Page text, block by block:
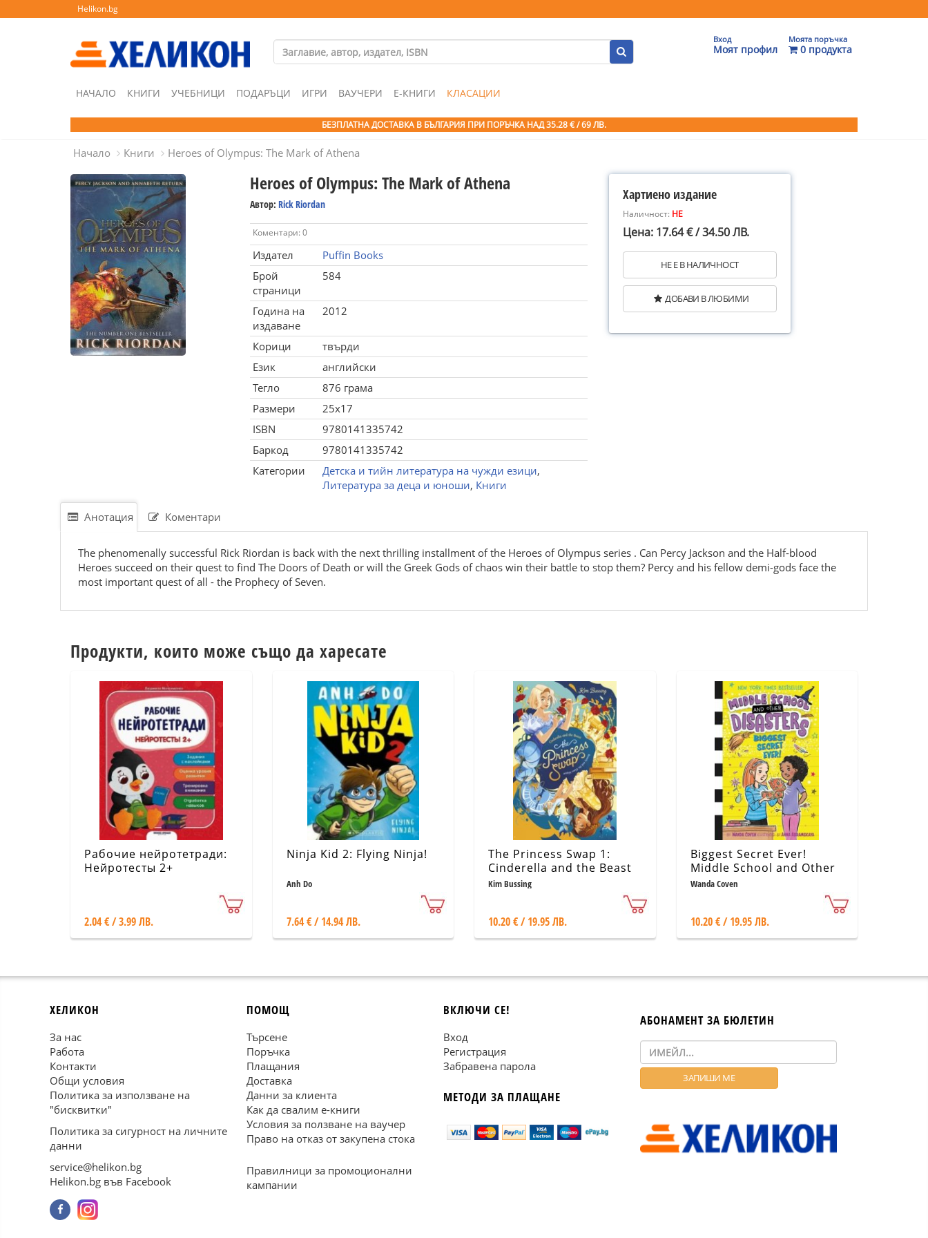
Helikon.bg
Вход
Моят профил
Моята поръчка
0 продукта
НАЧАЛО КНИГИ УЧЕБНИЦИ ПОДАРЪЦИ ИГРИ ВАУЧЕРИ Е-КНИГИ КЛАСАЦИИ
БЕЗПЛАТНА ДОСТАВКА В БЪЛГАРИЯ ПРИ ПОРЪЧКА НАД 35.28 € / 69 ЛВ.
Начало Книги Heroes of Olympus: The Mark of Athena
Heroes of Olympus: The Mark of Athena
Автор: Rick Riordan
Коментари: 0
Издател
Puffin Books
Брой
страници
584
Година на
издаване
2012
Корици
твърди
Език
английски
Тегло
876 грама
Размери
25x17
ISBN
9780141335742
Баркод
9780141335742
Категории
Детска и тийн литература на чужди езици,
Литература за деца и юноши, Книги
Хартиено издание
Наличност: НЕ
Цена: 17.64 € / 34.50 ЛВ.
НЕ Е В НАЛИЧНОСТ
ДОБАВИ В ЛЮБИМИ
Анотация Коментари
The phenomenally successful Rick Riordan is back with the next thrilling installment of the Heroes of Olympus series . Can Percy Jackson and the Half-blood
Heroes succeed on their quest to find The Doors of Death or will the Greek Gods of chaos win their battle to stop them? Percy and his fellow demi-gods face the
most important quest of all - the Prophecy of Seven.
Продукти, които може също да харесате
Рабочие нейротетради:
Нейротесты 2+
2.04 € / 3.99 ЛВ.
Ninja Kid 2: Flying Ninja!
Anh Do
7.64 € / 14.94 ЛВ.
The Princess Swap 1:
Cinderella and the Beast
Kim Bussing
10.20 € / 19.95 ЛВ.
Biggest Secret Ever!
Middle School and Other
Disasters 3
Wanda Coven
10.20 € / 19.95 ЛВ.
ХЕЛИКОН
За нас
Работа
Контакти
Общи условия
Политика за използване на
"бисквитки"
Политика за сигурност на личните
данни
service@helikon.bg
Helikon.bg във Facebook
ПОМОЩ
Търсене
Поръчка
Плащания
Доставка
Данни за клиента
Как да свалим е-книги
Условия за ползване на ваучер
Право на отказ от закупена стока
Правилници за промоционални
кампании
ВКЛЮЧИ СЕ!
Вход
Регистрация
Забравена парола
МЕТОДИ ЗА ПЛАЩАНЕ
АБОНАМЕНТ ЗА БЮЛЕТИН